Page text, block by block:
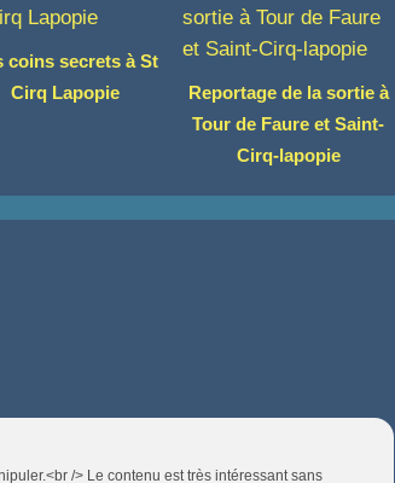
coins secrets à St
Cirq Lapopie
Reportage de la sortie à
Tour de Faure et Saint-
Cirq-lapopie
/> Le contenu est très intéressant sans